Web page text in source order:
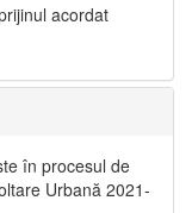
acordat
în procesul de
Urbană 2021‐